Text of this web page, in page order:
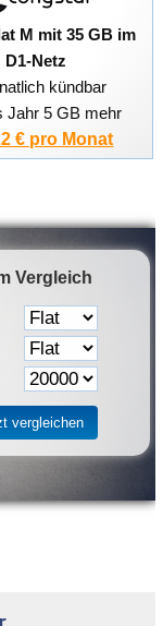
M mit 35 GB im
D1-Netz
kündbar
Jahr 5 GB mehr
€ pro Monat
Vergleich